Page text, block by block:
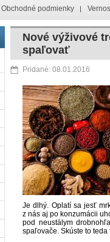
Obchodné podmienky
Nové výživové
spaľovať
Pridané: 08.01.2016
Je dlhý. Oplatí sa jesť
z nás aj po konzumácii
pod neustálym
spaľovače. Skúste to